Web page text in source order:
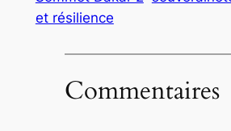
et résilience
Commentaires